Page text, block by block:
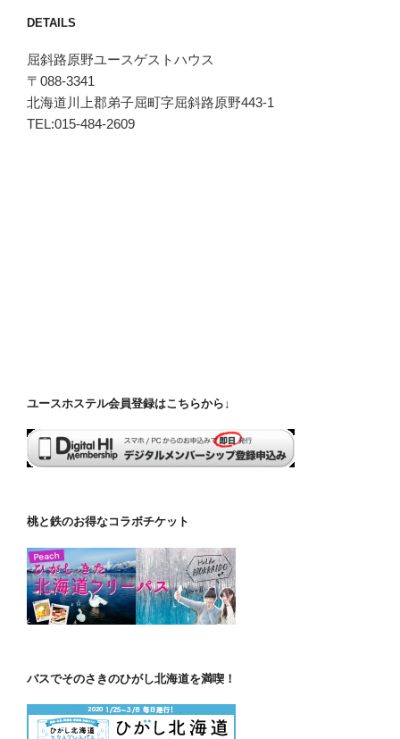
DETAILS
屈斜路原野ユースゲストハウス
〒088-3341
北海道川上郡弟子屈町字屈斜路原野443-1
TEL:015-484-2609
ユースホステル会員登録はこちらから↓
桃と鉄のお得なコラボチケット
バスでそのさきのひがし北海道を満喫！